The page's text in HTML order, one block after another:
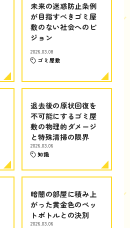
未来の迷惑防止条例
が目指すべきゴミ屋
敷のない社会へのビ
ジョン
2026.03.08
ゴミ屋敷
退去後の原状回復を
不可能にするゴミ屋
敷の物理的ダメージ
と特殊清掃の限界
2026.03.06
知識
暗闇の部屋に積み上
がった黄金色のペッ
トボトルとの決別
2026.03.06